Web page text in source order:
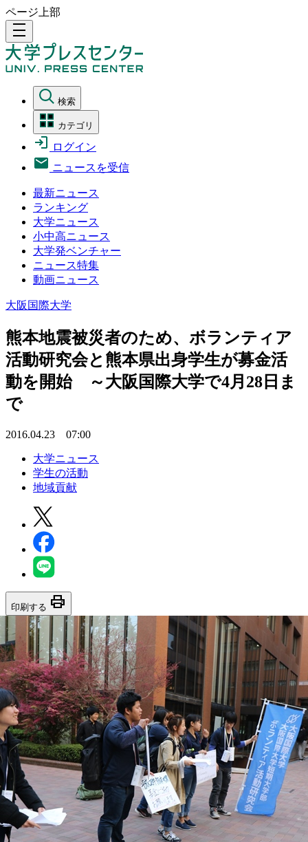
ページ上部
density_medium
検索
カテゴリ
ログイン
ニュースを受信
最新ニュース
ランキング
大学ニュース
小中高ニュース
大学発ベンチャー
ニュース特集
動画ニュース
大阪国際大学
熊本地震被災者のため、ボランティア
活動研究会と熊本県出身学生が募金活
動を開始 ～大阪国際大学で4月28日ま
で
2016.04.23 07:00
大学ニュース
学生の活動
地域貢献
印刷する print